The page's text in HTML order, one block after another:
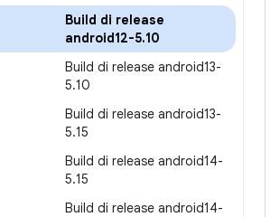
Build di release
android12-5.10
Build di release android13-
5.10
Build di release android13-
5.15
Build di release android14-
5.15
Build di release android14-